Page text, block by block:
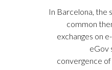
In Barcelona, the
common
exchanges on
eGov
convergence